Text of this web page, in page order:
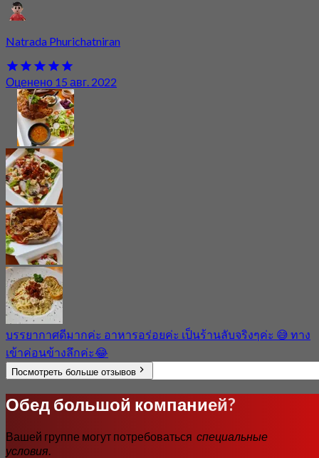
Natrada Phurichatniran
Оценено 15 авг. 2022
บรรยากาศดีมากค่ะ อาหารอร่อยค่ะ เป็นร้านลับจริงๆค่ะ 😅 ทาง
เข้าค่อนข้างลึกค่ะ😂
Посмотреть больше отзывов
Обед большой компанией?
Вашей группе могут потребоваться специальные
условия